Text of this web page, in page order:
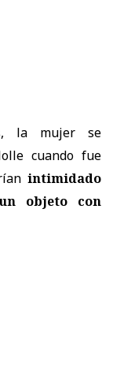
la mujer se
cuando fue
intimidado
objeto con